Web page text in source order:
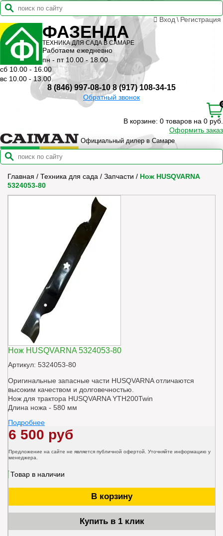
Вход \ Регистрация
ФАЗЕНДА
ТЕХНИКА ДЛЯ САДА В САМАРЕ
Работаем ежедневно
пн - пт 10.00 - 18.00
сб 10.00 - 16.00
вс 10.00 - 13.00
8 (846) 997-08-10 8 (917) 108-34-15
Обратный звонок
В корзине: 0 товаров на 0 руб.
Оформить заказ
Официальный дилер в Самаре
Главная / Техника для сада / Запчасти / Нож HUSQVARNA
5324053-80
Нож HUSQVARNA 5324053-80
Артикул: 5324053-80
Оригинальные запасные части HUSQVARNA отличаются
высоким качеством и долговечностью.
Нож для трактора HUSQVARNA YTH200Twin
Длина ножа - 580 мм
Подробнее
6 500 руб
Предложение на сайте не является публичной офертой. Уточняйте информацию у
менеджера.
Товар в наличии
В корзину
Купить в 1 клик